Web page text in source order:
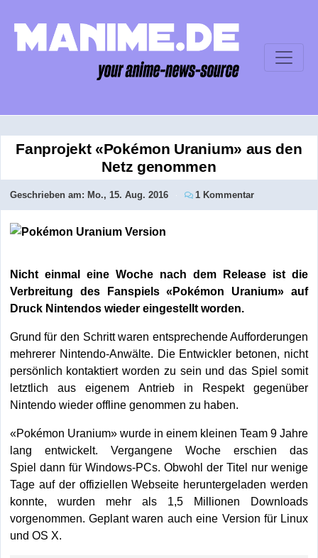
Fanprojekt «Pokémon Uranium» aus den
Netz genommen
Geschrieben am: Mo., 15. Aug. 2016 1 Kommentar
Nicht einmal eine Woche nach dem Release ist die
Verbreitung des Fanspiels «Pokémon Uranium» auf
Druck Nintendos wieder eingestellt worden.
Grund für den Schritt waren entsprechende Aufforderungen
mehrerer Nintendo-Anwälte. Die Entwickler betonen, nicht
persönlich kontaktiert worden zu sein und das Spiel somit
letztlich aus eigenem Antrieb in Respekt gegenüber
Nintendo wieder offline genommen zu haben.
«Pokémon Uranium» wurde in einem kleinen Team 9 Jahre
lang entwickelt. Vergangene Woche erschien das
Spiel dann für Windows-PCs. Obwohl der Titel nur wenige
Tage auf der offiziellen Webseite heruntergeladen werden
konnte, wurden mehr als 1,5 Millionen Downloads
vorgenommen. Geplant waren auch eine Version für Linux
und OS X.